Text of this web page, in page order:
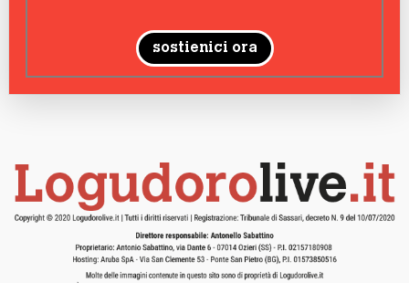
sostienici ora